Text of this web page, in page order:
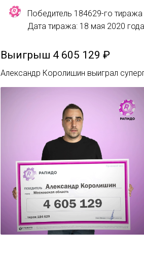
Победитель 184629-го
Дата тиража: 18 мая 2020 года
Выигрыш 4 605 129 ₽
Александр Королишин выиграл